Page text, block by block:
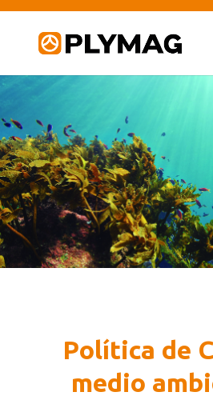
Política de
medio